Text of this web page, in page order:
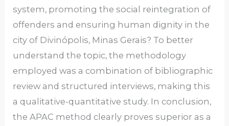
system, promoting the social reintegration of
offenders and ensuring human dignity in the
city of Divinópolis, Minas Gerais? To better
understand the topic, the methodology
employed was a combination of bibliographic
review and structured interviews, making this
a qualitative-quantitative study. In conclusion,
the APAC method clearly proves superior as a